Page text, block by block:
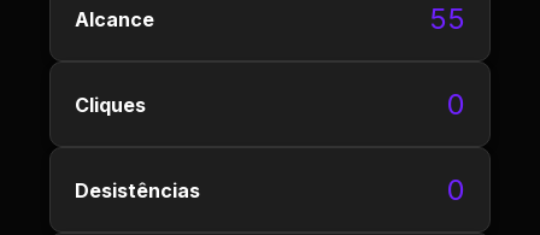
Alcance 55
Cliques 0
Desistências 0